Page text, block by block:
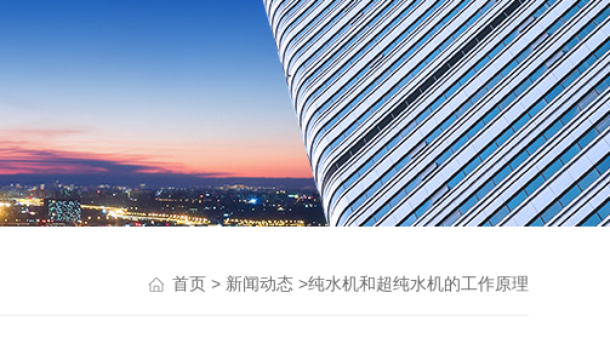
首页> 新闻动态>纯水机和超纯水机的工作原理